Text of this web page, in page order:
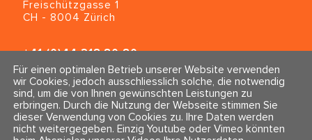
Freischützgasse 1
CH - 8004 Zürich
+41 (0)44 218 80 80
info@traumahealing.ch
info@polarity.se
Kontakt & Info
Newsletter
Folge uns
Für einen optimalen Betrieb unserer Website verwenden
wir Cookies, jedoch ausschliesslich solche, die notwendig
sind, um die von Ihnen gewünschten Leistungen zu
erbringen. Durch die Nutzung der Webseite stimmen Sie
dieser Verwendung von Cookies zu. Ihre Daten werden
nicht weitergegeben. Einzig Youtube oder Vimeo könnten